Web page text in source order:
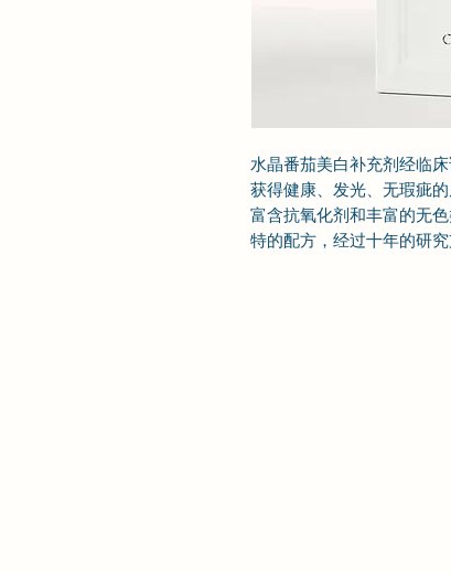
水晶番茄美白补充剂经临
获得健康、发光、无瑕疵
富含抗氧化剂和丰富的无
特的配方，经过十年的研究